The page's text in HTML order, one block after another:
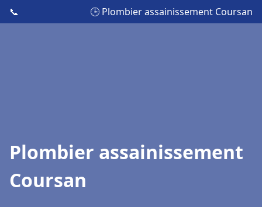
📞 🕒 Plombier assainissement Coursan
Plombier assainissement
Coursan